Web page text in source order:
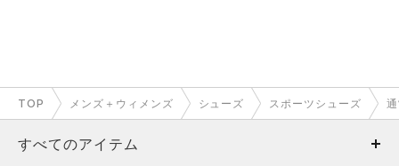
TOP メンズ＋ウィメンズ シューズ スポーツシューズ
すべてのアイテム